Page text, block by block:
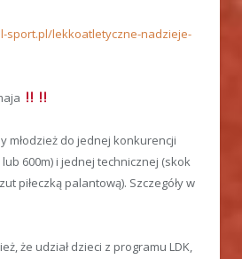
sport.pl/lekkoatletyczne-nadzieje-
młodzież do jednej konkurencji
lub 600m) i jednej technicznej (skok
piłeczką palantową). Szczegóły w
że udział dzieci z programu LDK,